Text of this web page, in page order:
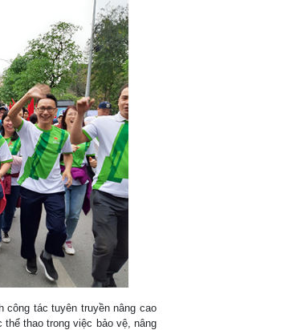
công tác tuyên truyền nâng cao
thao trong việc bảo vệ, nâng